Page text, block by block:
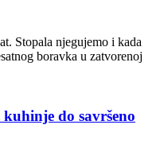
Stopala njegujemo i kada
boravka u zatvorenoj
do savršeno